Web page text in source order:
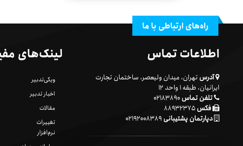
راه‌های ارتباطی با ما
اطلاعات تماس
آدرستهران، میدان ولیعصر، ساختمان تجارت
ایرانیان، طبقه ۱ واحد ۱۲
تلفن تماس۰۲۱۸۳۸۹۰
فکس
دپارتمان پشتیبانی۰۲۱۹۲۰۰۸۳۸۹
لینک‌های
ویکی‌تدبیر
اخبار تدبیر
مقالات
تغییرات
نرم‌افزار